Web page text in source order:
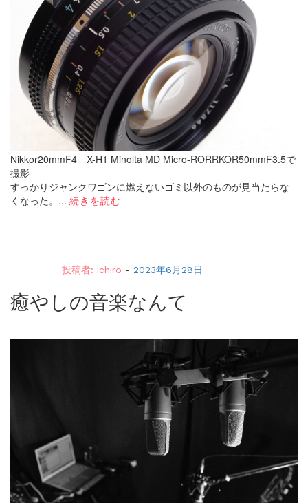
Nikkor20mmF4 X-H1 Minolta MD Micro-RORRKOR50mmF3.5で
撮影
すっかりジャンクワゴンに燃えないゴミ以外のものが見当たらな
くなった。... 続きを読む
投稿者: ichiro - 2023年6月28日
癒やしの音楽なんて